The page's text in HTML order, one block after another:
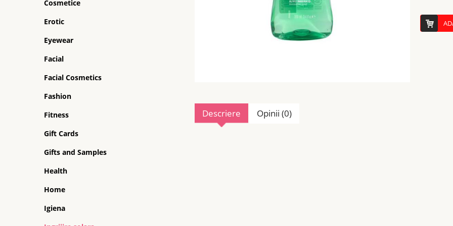
Cosmetice
Erotic
Eyewear
Facial
Facial Cosmetics
Fashion
Fitness
Gift Cards
Gifts and Samples
Health
Home
Igiena
Descriere Opinii (0)